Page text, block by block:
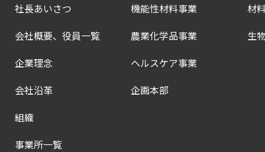
社長あいさつ
会社概要、役員一覧
企業理念
会社沿革
組織
事業所一覧
機能性材料事業
農業化学品事業
ヘルスケア事業
企画本部
材
生